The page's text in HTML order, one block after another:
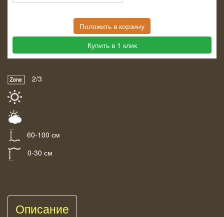
Положить в корзину
Купить в 1 клик
2/3
60-100 см
0-30 см
Описание